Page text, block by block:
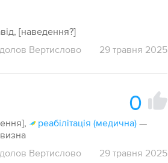
[наведення?]
Вертислово 29 травня 2025
0
реабілітація (медична) —
Вертислово 29 травня 2025